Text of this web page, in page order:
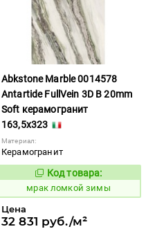
Abkstone Marble 0014578
Antartide FullVein 3D B 20mm
Soft керамогранит
163,5x323
Материал:
Керамогранит
1052907
Код товара:
мрак ломкой зимы
Цена
32 831 руб./м²